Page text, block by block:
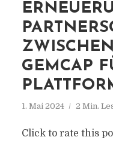
GEMCAP
1. Mai 2024 2 Min.
Click to rate this